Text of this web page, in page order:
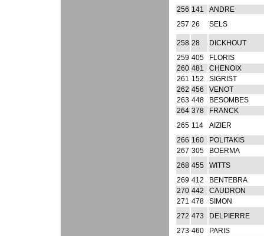
256 141
ANDRE
257 26 SELS
258 28
DICKHOUT
259 405
FLORIS
260 481
CHENOIX
261 152
SIGRIST
262 456
VENOT
263 448
BESOMBES
264 378
FRANCK
265 114
AIZIER
266 160
POLITAKIS
267 305
BOERMA
268 455
WITTS
269 412
BENTEBRA
270 442
CAUDRON
271 478
SIMON
272 473
DELPIERRE
273 460
PARIS